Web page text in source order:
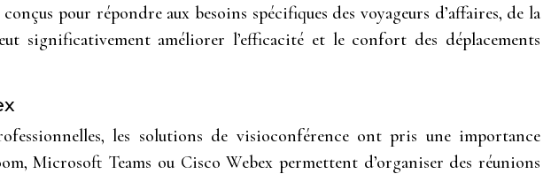
pour répondre aux besoins spécifiques des voyageurs d’affaires, de la
significativement améliorer l’efficacité et le confort des déplacements
les solutions de visioconférence ont pris une importance
Microsoft Teams ou Cisco Webex permettent d’organiser des réunions